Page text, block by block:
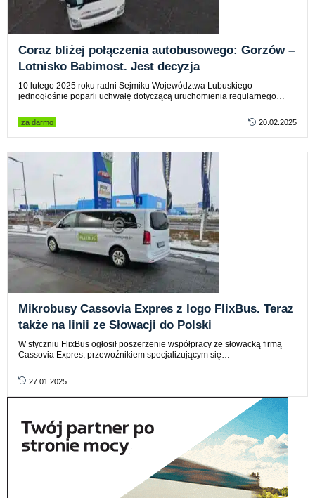
Coraz bliżej połączenia autobusowego: Gorzów –
Lotnisko Babimost. Jest decyzja
10 lutego 2025 roku radni Sejmiku Województwa Lubuskiego
jednogłośnie poparli uchwałę dotyczącą uruchomienia regularnego…
za darmo 20.02.2025
Mikrobusy Cassovia Expres z logo FlixBus. Teraz
także na linii ze Słowacji do Polski
W styczniu FlixBus ogłosił poszerzenie współpracy ze słowacką firmą
Cassovia Expres, przewoźnikiem specjalizującym się…
27.01.2025